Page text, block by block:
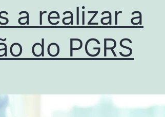
a realizar a
do PGRS